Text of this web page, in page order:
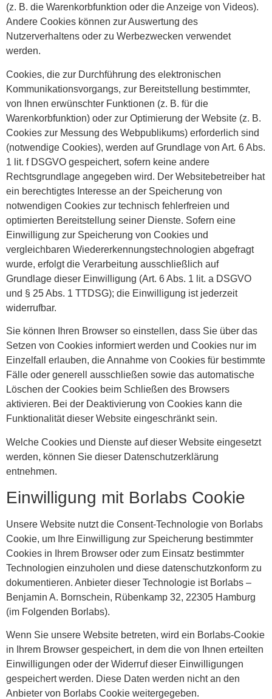
(z. B. die Warenkorbfunktion oder die Anzeige von Videos).
Andere Cookies können zur Auswertung des
Nutzerverhaltens oder zu Werbezwecken verwendet
werden.
Cookies, die zur Durchführung des elektronischen
Kommunikationsvorgangs, zur Bereitstellung bestimmter,
von Ihnen erwünschter Funktionen (z. B. für die
Warenkorbfunktion) oder zur Optimierung der Website (z. B.
Cookies zur Messung des Webpublikums) erforderlich sind
(notwendige Cookies), werden auf Grundlage von Art. 6 Abs.
1 lit. f DSGVO gespeichert, sofern keine andere
Rechtsgrundlage angegeben wird. Der Websitebetreiber hat
ein berechtigtes Interesse an der Speicherung von
notwendigen Cookies zur technisch fehlerfreien und
optimierten Bereitstellung seiner Dienste. Sofern eine
Einwilligung zur Speicherung von Cookies und
vergleichbaren Wiedererkennungstechnologien abgefragt
wurde, erfolgt die Verarbeitung ausschließlich auf
Grundlage dieser Einwilligung (Art. 6 Abs. 1 lit. a DSGVO
und § 25 Abs. 1 TTDSG); die Einwilligung ist jederzeit
widerrufbar.
Sie können Ihren Browser so einstellen, dass Sie über das
Setzen von Cookies informiert werden und Cookies nur im
Einzelfall erlauben, die Annahme von Cookies für bestimmte
Fälle oder generell ausschließen sowie das automatische
Löschen der Cookies beim Schließen des Browsers
aktivieren. Bei der Deaktivierung von Cookies kann die
Funktionalität dieser Website eingeschränkt sein.
Welche Cookies und Dienste auf dieser Website eingesetzt
werden, können Sie dieser Datenschutzerklärung
entnehmen.
Einwilligung mit Borlabs Cookie
Unsere Website nutzt die Consent-Technologie von Borlabs
Cookie, um Ihre Einwilligung zur Speicherung bestimmter
Cookies in Ihrem Browser oder zum Einsatz bestimmter
Technologien einzuholen und diese datenschutzkonform zu
dokumentieren. Anbieter dieser Technologie ist Borlabs –
Benjamin A. Bornschein, Rübenkamp 32, 22305 Hamburg
(im Folgenden Borlabs).
Wenn Sie unsere Website betreten, wird ein Borlabs-Cookie
in Ihrem Browser gespeichert, in dem die von Ihnen erteilten
Einwilligungen oder der Widerruf dieser Einwilligungen
gespeichert werden. Diese Daten werden nicht an den
Anbieter von Borlabs Cookie weitergegeben.